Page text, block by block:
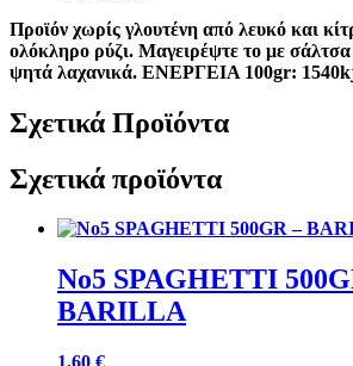
Προϊόν χωρίς γλουτένη από λευκό και
ολόκληρο ρύζι. Μαγειρέψτε το με
ψητά λαχανικά. ΕΝΕΡΓΕΙΑ 100gr:
Σχετικά Προϊόντα
Σχετικά προϊόντα
No5 SPAGHETTI
BARILLA